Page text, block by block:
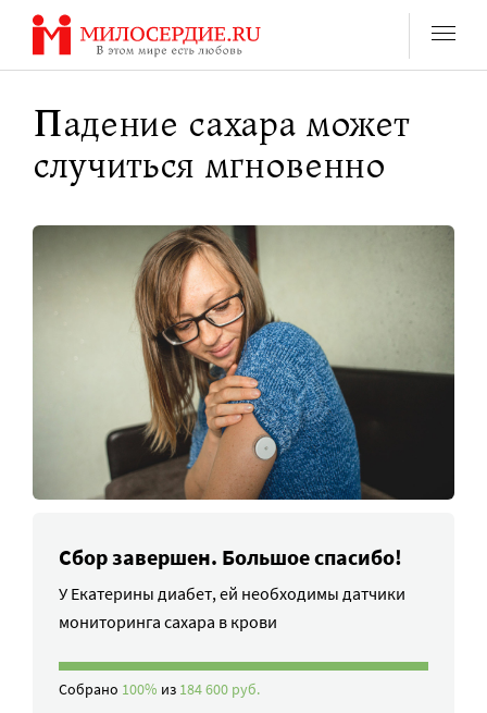
Перейти
содержанию
Падение сахара может
случиться мгновенно
Сбор завершен. Большое спасибо!
У Екатерины диабет, ей необходимы датчики
мониторинга сахара в крови
Собрано 100% из 184 600 руб.